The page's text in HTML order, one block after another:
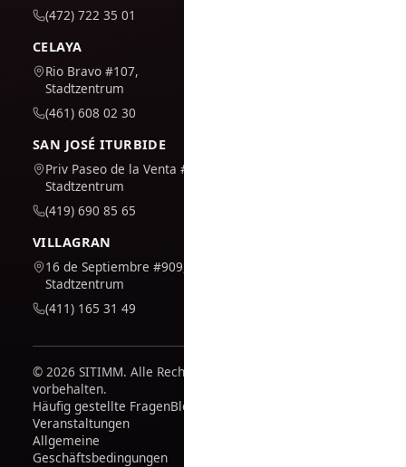
(472) 722 35 01
CELAYA
Rio Bravo #107,
Stadtzentrum
(461) 608 02 30
SAN JOSÉ ITURBIDE
Priv Paseo de la Venta #7,
Stadtzentrum
(419) 690 85 65
VILLAGRAN
16 de Septiembre #909,
Stadtzentrum
(411) 165 31 49
© 2026 SITIMM. Alle Rechte
vorbehalten.
Häufig gestellte FragenBlog
Veranstaltungen
Allgemeine
Geschäftsbedingungen